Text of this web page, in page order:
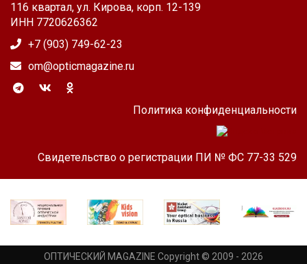
116 квартал, ул. Кирова, корп. 12-139
ИНН 7720626362
+7 (903) 749-62-23
om@opticmagazine.ru
Политика конфиденциальности
Свидетельство о регистрации ПИ № ФС 77-33 529
ОПТИЧЕСКИЙ MAGAZINE Copyright © 2009 - 2026